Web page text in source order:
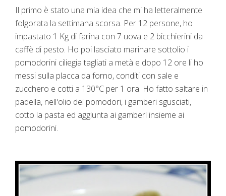
Il primo è stato una mia idea che mi ha letteralmente
folgorata la settimana scorsa. Per 12 persone, ho
impastato 1 Kg di farina con 7 uova e 2 bicchierini da
caffè di pesto. Ho poi lasciato marinare sottolio i
pomodorini ciliegia tagliati a metà e dopo 12 ore li ho
messi sulla placca da forno, conditi con sale e
zucchero e cotti a 130°C per 1 ora. Ho fatto saltare in
padella, nell'olio dei pomodori, i gamberi sgusciati,
cotto la pasta ed aggiunta ai gamberi insieme ai
pomodorini.